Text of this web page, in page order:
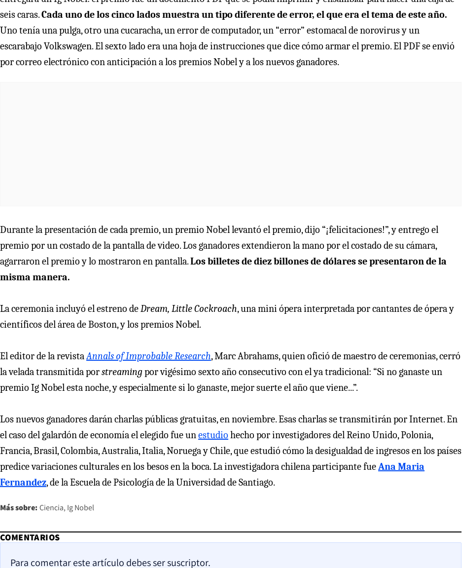
seis caras.Cada uno de los cinco lados muestra un tipo diferente de error, el que era el tema de este año.
Uno tenía una pulga, otro una cucaracha, un error de computador, un “error” estomacal de norovirus y un
escarabajo Volkswagen. El sexto lado era una hoja de instrucciones que dice cómo armar el premio. El PDF se envió
por correo electrónico con anticipación a los premios Nobel y a los nuevos ganadores.
Durante la presentación de cada premio, un premio Nobel levantó el premio, dijo “¡felicitaciones!”, y entrego el
premio por un costado de la pantalla de video. Los ganadores extendieron la mano por el costado de su cámara,
agarraron el premio y lo mostraron en pantalla.Los billetes de diez billones de dólares se presentaron de la
misma manera.
La ceremonia incluyó el estreno deDream, Little Cockroach, una mini ópera interpretada por cantantes de ópera y
científicos del área de Boston, y los premios Nobel.
El editor de la revistaAnnals of Improbable Research, Marc Abrahams, quien ofició de maestro de ceremonias, cerró
la velada transmitida porstreaming por vigésimo sexto año consecutivo con el ya tradicional: “Si no ganaste un
premio Ig Nobel esta noche, y especialmente si lo ganaste, mejor suerte el año que viene...”.
Los nuevos ganadores darán charlas públicas gratuitas, en noviembre. Esas charlas se transmitirán por Internet. En
el caso del galardón de economía el elegido fue unestudio hecho por investigadores del Reino Unido, Polonia,
Francia, Brasil, Colombia, Australia, Italia, Noruega y Chile, que estudió cómo la desigualdad de ingresos en los países
predice variaciones culturales en los besos en la boca. La investigadora chilena participante fueAna Maria
Fernandez, de la Escuela de Psicología de la Universidad de Santiago.
Más sobre: Ciencia Ig Nobel
COMENTARIOS
Para comentar este artículo debes ser suscriptor.